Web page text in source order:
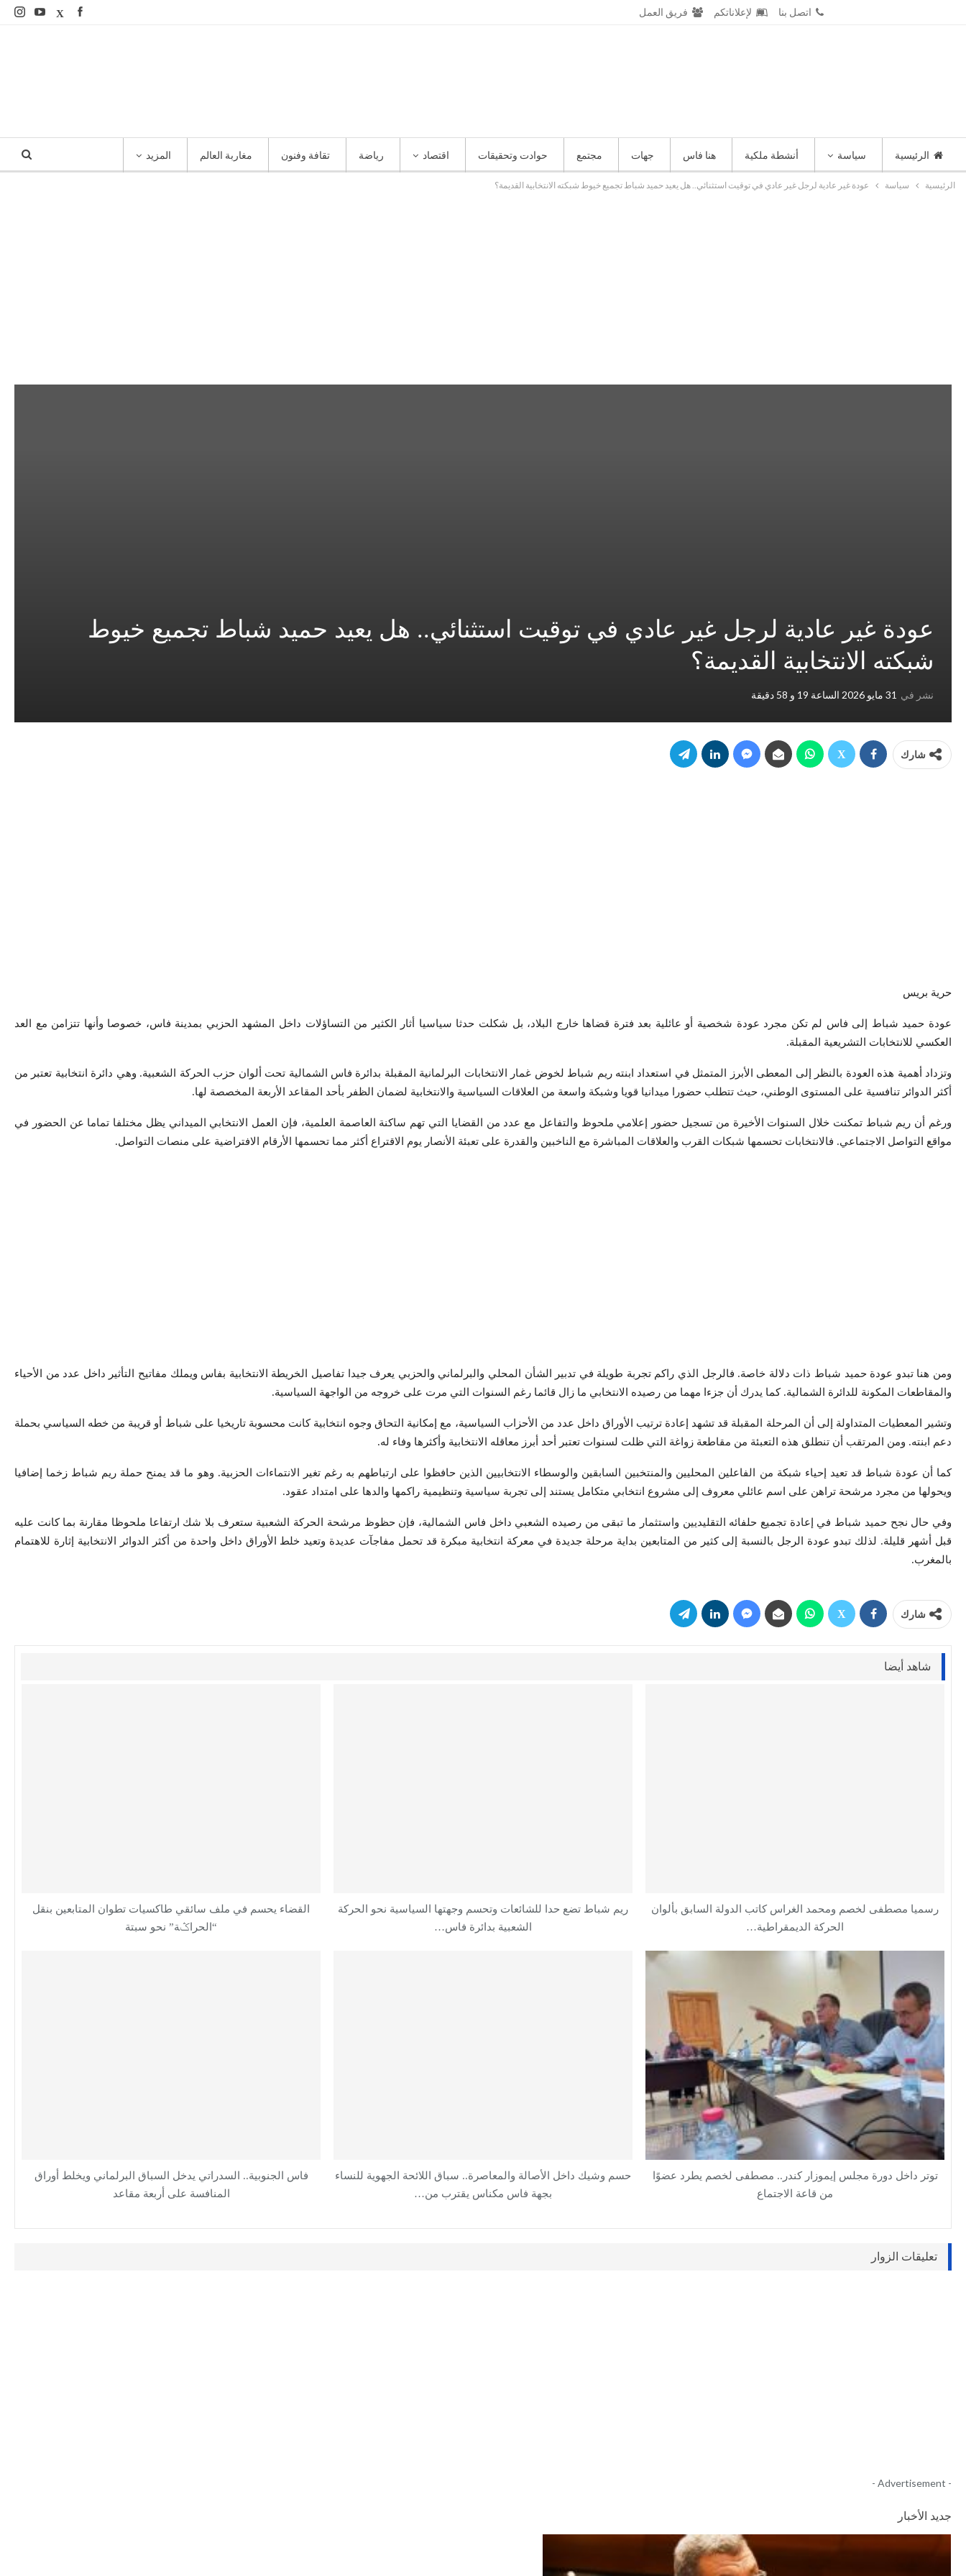
اتصل بنا لإعلاناتكم فريق العمل
الرئيسية سياسة أنشطة ملكية هنا فاس جهات مجتمع حوادت وتحقيقات اقتصاد رياضة تقافة وفنون مغاربة العالم المزيد
الرئيسية سياسة عودة غير عادية لرجل غير عادي في توقيت استثنائي.. هل يعيد حميد شباط تجميع خيوط شبكته الانتخابية القديمة؟
عودة غير عادية لرجل غير عادي في توقيت استثنائي.. هل يعيد حميد شباط تجميع خيوط
شبكته الانتخابية القديمة؟
نشر في 31 مايو 2026 الساعة 19 و 58 دقيقة
شارك
حرية بريس
عودة حميد شباط إلى فاس لم تكن مجرد عودة شخصية أو عائلية بعد فترة قضاها خارج البلاد، بل شكلت حدثا سياسيا أثار الكثير من التساؤلات داخل المشهد الحزبي بمدينة فاس، خصوصا وأنها تتزامن مع العد
العكسي للانتخابات التشريعية المقبلة.
وتزداد أهمية هذه العودة بالنظر إلى المعطى الأبرز المتمثل في استعداد ابنته ريم شباط لخوض غمار الانتخابات البرلمانية المقبلة بدائرة فاس الشمالية تحت ألوان حزب الحركة الشعبية. وهي دائرة انتخابية تعتبر من
أكثر الدوائر تنافسية على المستوى الوطني، حيث تتطلب حضورا ميدانيا قويا وشبكة واسعة من العلاقات السياسية والانتخابية لضمان الظفر بأحد المقاعد الأربعة المخصصة لها.
ورغم أن ريم شباط تمكنت خلال السنوات الأخيرة من تسجيل حضور إعلامي ملحوظ والتفاعل مع عدد من القضايا التي تهم ساكنة العاصمة العلمية، فإن العمل الانتخابي الميداني يظل مختلفا تماما عن الحضور في
مواقع التواصل الاجتماعي. فالانتخابات تحسمها شبكات القرب والعلاقات المباشرة مع الناخبين والقدرة على تعبئة الأنصار يوم الاقتراع أكثر مما تحسمها الأرقام الافتراضية على منصات التواصل.
ومن هنا تبدو عودة حميد شباط ذات دلالة خاصة. فالرجل الذي راكم تجربة طويلة في تدبير الشأن المحلي والبرلماني والحزبي يعرف جيدا تفاصيل الخريطة الانتخابية بفاس ويملك مفاتيح التأثير داخل عدد من الأحياء
والمقاطعات المكونة للدائرة الشمالية. كما يدرك أن جزءا مهما من رصيده الانتخابي ما زال قائما رغم السنوات التي مرت على خروجه من الواجهة السياسية.
وتشير المعطيات المتداولة إلى أن المرحلة المقبلة قد تشهد إعادة ترتيب الأوراق داخل عدد من الأحزاب السياسية، مع إمكانية التحاق وجوه انتخابية كانت محسوبة تاريخيا على شباط أو قريبة من خطه السياسي بحملة
دعم ابنته. ومن المرتقب أن تنطلق هذه التعبئة من مقاطعة زواغة التي ظلت لسنوات تعتبر أحد أبرز معاقله الانتخابية وأكثرها وفاء له.
كما أن عودة شباط قد تعيد إحياء شبكة من الفاعلين المحليين والمنتخبين السابقين والوسطاء الانتخابيين الذين حافظوا على ارتباطهم به رغم تغير الانتماءات الحزبية. وهو ما قد يمنح حملة ريم شباط زخما إضافيا
ويحولها من مجرد مرشحة تراهن على اسم عائلي معروف إلى مشروع انتخابي متكامل يستند إلى تجربة سياسية وتنظيمية راكمها والدها على امتداد عقود.
وفي حال نجح حميد شباط في إعادة تجميع حلفائه التقليديين واستثمار ما تبقى من رصيده الشعبي داخل فاس الشمالية، فإن حظوظ مرشحة الحركة الشعبية ستعرف بلا شك ارتفاعا ملحوظا مقارنة بما كانت عليه
قبل أشهر قليلة. لذلك تبدو عودة الرجل بالنسبة إلى كثير من المتابعين بداية مرحلة جديدة في معركة انتخابية مبكرة قد تحمل مفاجآت عديدة وتعيد خلط الأوراق داخل واحدة من أكثر الدوائر الانتخابية إثارة للاهتمام
بالمغرب.
شارك
شاهد أيضا
رسميا مصطفى لخصم ومحمد الغراس كاتب الدولة السابق بألوان
الحركة الديمقراطية…
ريم شباط تضع حدا للشائعات وتحسم وجهتها السياسية نحو الحركة
الشعبية بدائرة فاس…
القضاء يحسم في ملف سائقي طاكسيات تطوان المتابعين بنقل
“الحراݣة” نحو سبتة
توتر داخل دورة مجلس إيموزار كندر.. مصطفى لخصم يطرد عضوًا
من قاعة الاجتماع
حسم وشيك داخل الأصالة والمعاصرة.. سباق اللائحة الجهوية للنساء
بجهة فاس مكناس يقترب من…
فاس الجنوبية.. السدراتي يدخل السباق البرلماني ويخلط أوراق
المنافسة على أربعة مقاعد
تعليقات الزوار
- Advertisement -
جديد الأخبار